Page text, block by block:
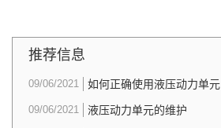
推荐信息
09/06/2021 如何正确使用液压动力单元
09/06/2021 液压动力单元的维护